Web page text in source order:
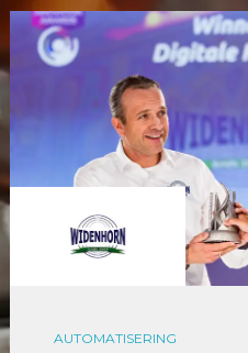
AUTOMATISERING